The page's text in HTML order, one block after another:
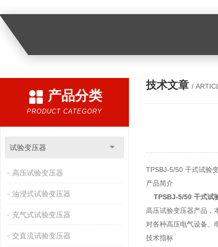
技术文章 /
TPSBJ-5/50 干式试验
产品简介
TPSBJ-5/50 干式试
高压试验变压器产品，
对各种高压电气设备、
技术指标
产品分类
PRODUCT CATEGORY
试验变压器
高压试验变压器
油浸式试验变压器
充气式试验变压器
交直流试验变压器